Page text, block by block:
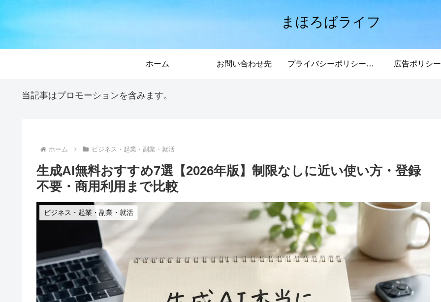
まほろばライフ
ホーム お問い合わせ先 プライバシーポリシー・免責事項 広告ポリシー
当記事はプロモーションを含みます。
ホーム ビジネス・起業・副業・就活
生成AI無料おすすめ7選【2026年版】制限なしに近い使い方・登録
不要・商用利用まで比較
ビジネス・起業・副業・就活